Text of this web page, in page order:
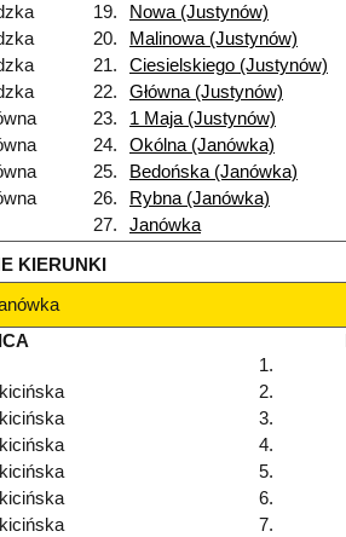
19.
Nowa (Justynów)
20.
Malinowa (Justynów)
21.
Ciesielskiego (Justynów)
22.
Główna (Justynów)
23.
1 Maja (Justynów)
24.
Okólna (Janówka)
25.
Bedońska (Janówka)
26.
Rybna (Janówka)
27.
Janówka
KIERUNKI
1.
2.
3.
4.
5.
6.
7.